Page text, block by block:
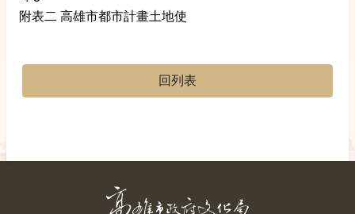
附表二 高雄市都市計畫土地使
回列表